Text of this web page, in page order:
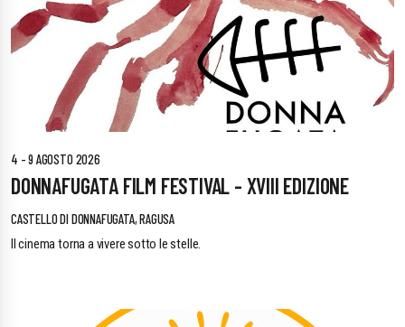
4 - 9 AGOSTO 2026
DONNAFUGATA FILM FESTIVAL - XVIII EDIZIONE
CASTELLO DI DONNAFUGATA, RAGUSA
Il cinema torna a vivere sotto le stelle.